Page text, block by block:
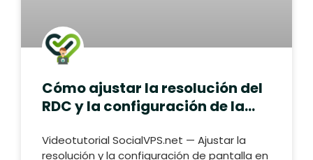
Cómo ajustar la resolución del
RDC y la configuración de la
Videotutorial SocialVPS.net — Ajustar la
resolución y la configuración de pantalla en